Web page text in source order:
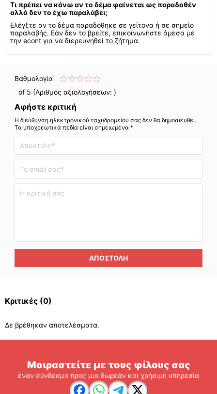
Τι πρέπει να κάνω αν το δέμα φαίνεται ως παραδοθέν
αλλά δεν το έχω παραλάβει;
Ελέγξτε αν το δέμα παραδόθηκε σε γείτονα ή σε σημείο
παραλαβής. Εάν δεν το βρείτε, επικοινωνήστε άμεσα με
την econt για να διερευνηθεί το ζήτημα.
Βαθμολογία
of 5 (Αριθμός αξιολογήσεων: )
Αφήστε κριτική
Η διεύθυνση ηλεκτρονικού ταχυδρομείου σας δεν θα δημοσιευθεί.
Τα υποχρεωτικά πεδία είναι σημειωμένα *
ΑΠΟΣΤΟΛΉ
Κριτικές (0)
Δε βρέθηκαν αποτελέσματα.
Μοιραστείτε με τους φίλους σας
έναν σύνδεσμο προς μια δωρεάν και χρήσιμη υπηρεσία